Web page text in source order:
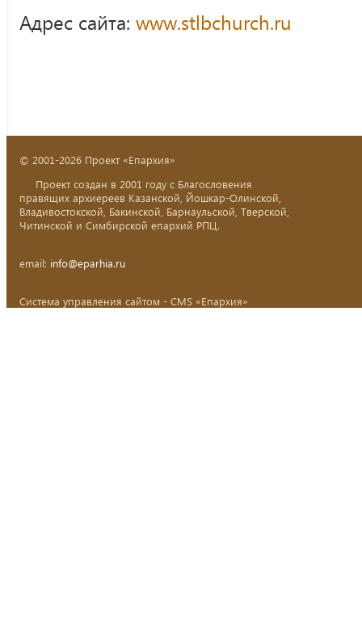
Адрес сайта: www.stlbchurch.ru
© 2001-2026 Проект «Епархия»
Проект создан в 2001 году с Благословения
правящих архиереев Казанской, Йошкар-Олинской,
Владивостокской, Бакинской, Барнаульской, Тверской,
Читинской и Симбирской епархий РПЦ.
email: info@eparhia.ru
Система управления сайтом - CMS «Епархия»